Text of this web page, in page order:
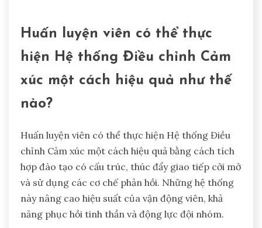
giao tiếp giữa các vận động viên. Kết quả là, quỹ
đạo phát triển tổng thể của các vận động viên
được ảnh hưởng tích cực, dẫn đến thành công
bền vững trong sự nghiệp thể thao của họ.